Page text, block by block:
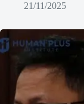
21/11/2025